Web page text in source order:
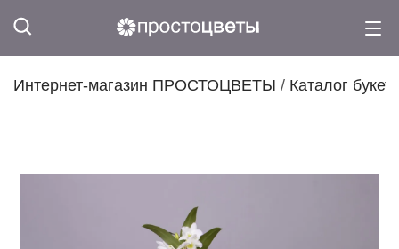
Интернет-магазин ПРОСТОЦВЕТЫ / Каталог